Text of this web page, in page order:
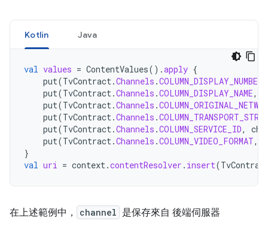
Kotlin Java
val values = ContentValues().apply {
put(TvContract.Channels .COLUMN_DISPLAY_NUMBER
put(TvContract.Channels .COLUMN_DISPLAY_NAME,
put(TvContract.Channels .
put(TvContract.Channels .
put(TvContract.Channels .COLUMN_SERVICE_ID,
put(TvContract.Channels .COLUMN_VIDEO_FORMAT,
}
val uri = context.contentResolver . insert(
在上述範例中， channel 是保存來自 後端伺服器